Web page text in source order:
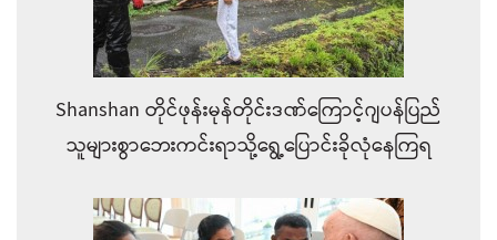
Shanshan တိုင်ဖုန်းမုန်တိုင်းဒဏ်ကြောင့်ဂျပန်ပြည်
သူများစွာဘေးကင်းရာသို့ရွေ့ပြောင်းခိုလုံနေကြရ